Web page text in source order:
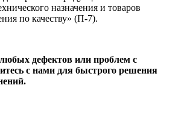
назначения и товаров
по качеству» (П-7).
дефектов или проблем с
с нами для быстрого решения